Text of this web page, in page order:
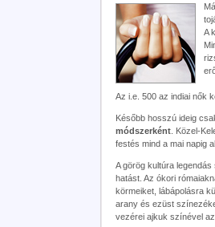
A
Az i.e. 500 az indiai nők
Később hosszú ideig
módszerként . Közel-
festés mind a mai napig
A görög kultúra
hatást. Az ókori
körmeiket, lábápolásra
arany és ezüst
vezérei ajkuk színével